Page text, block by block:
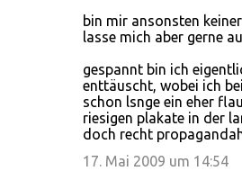
bin mir ansonsten
lasse mich aber gerne
gespannt bin ich
enttäuscht, wobei ich
schon lsnge ein eher
riesigen plakate in der
doch recht
17. Mai 2009 um 14:54